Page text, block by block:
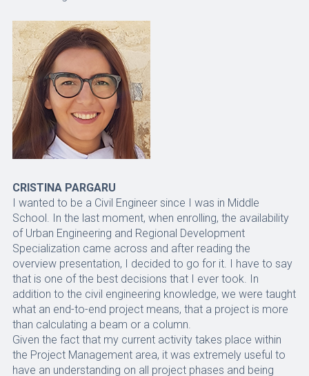
CRISTINA PARGARU
I wanted to be a Civil Engineer since I was in Middle
School. In the last moment, when enrolling, the availability
of Urban Engineering and Regional Development
Specialization came across and after reading the
overview presentation, I decided to go for it. I have to say
that is one of the best decisions that I ever took. In
addition to the civil engineering knowledge, we were taught
what an end-to-end project means, that a project is more
than calculating a beam or a column.
Given the fact that my current activity takes place within
the Project Management area, it was extremely useful to
have an understanding on all project phases and being